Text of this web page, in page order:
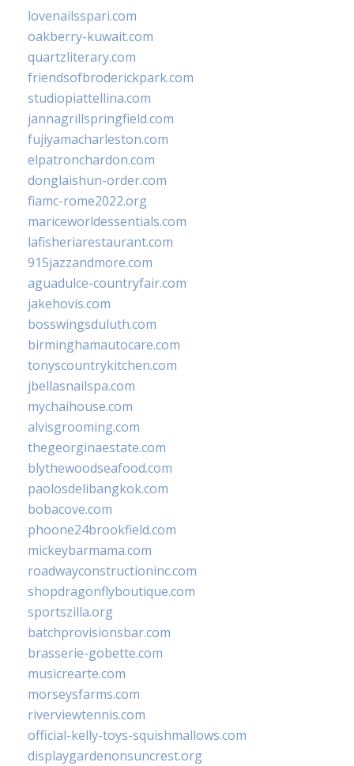
lovenailsspari.com
oakberry-kuwait.com
quartzliterary.com
friendsofbroderickpark.com
studiopiattellina.com
jannagrillspringfield.com
fujiyamacharleston.com
elpatronchardon.com
donglaishun-order.com
fiamc-rome2022.org
mariceworldessentials.com
lafisheriarestaurant.com
915jazzandmore.com
aguadulce-countryfair.com
jakehovis.com
bosswingsduluth.com
birminghamautocare.com
tonyscountrykitchen.com
jbellasnailspa.com
mychaihouse.com
alvisgrooming.com
thegeorginaestate.com
blythewoodseafood.com
paolosdelibangkok.com
bobacove.com
phoone24brookfield.com
mickeybarmama.com
roadwayconstructioninc.com
shopdragonflyboutique.com
sportszilla.org
batchprovisionsbar.com
brasserie-gobette.com
musicrearte.com
morseysfarms.com
riverviewtennis.com
official-kelly-toys-squishmallows.com
displaygardenonsuncrest.org